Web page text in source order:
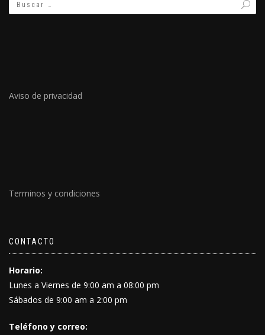
Aviso de privacidad
Terminos y condiciones
CONTACTO
Horario:
Lunes a Viernes de 9:00 am a 08:00 pm
Sábados de 9:00 am a 2:00 pm
Teléfono y correo: